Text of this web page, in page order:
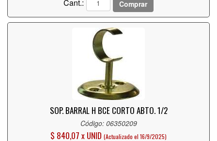
Cant.: Comprar
SOP. BARRAL H BCE CORTO ABTO. 1/2
Código: 06350209
$ 840,07 x UNID (Actualizado el 16/9/2025)